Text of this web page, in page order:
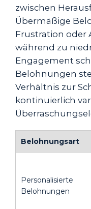
zwischen
Übermäßige
Frustration
während zu
Engagement
Belohnungen
Verhältnis zur
kontinuierlich
Belohnungsart
Personalisierte
Belohnungen